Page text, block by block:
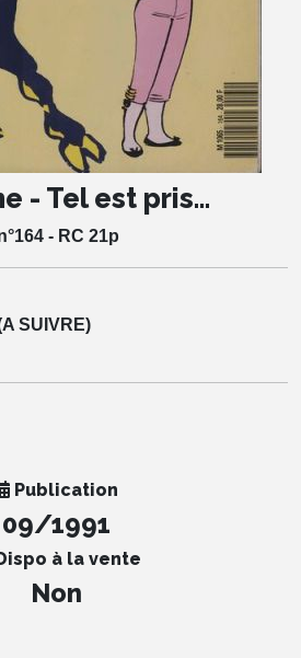
- Tel est pris...
- RC 21p
SUIVRE)
Publication
09/1991
à la vente
Non